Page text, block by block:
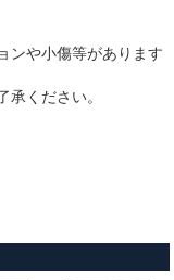
ンや小傷等があります
ください。